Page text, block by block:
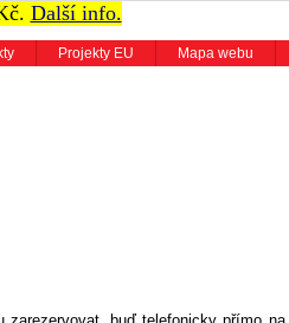
Další info.
Projekty EU Mapa webu